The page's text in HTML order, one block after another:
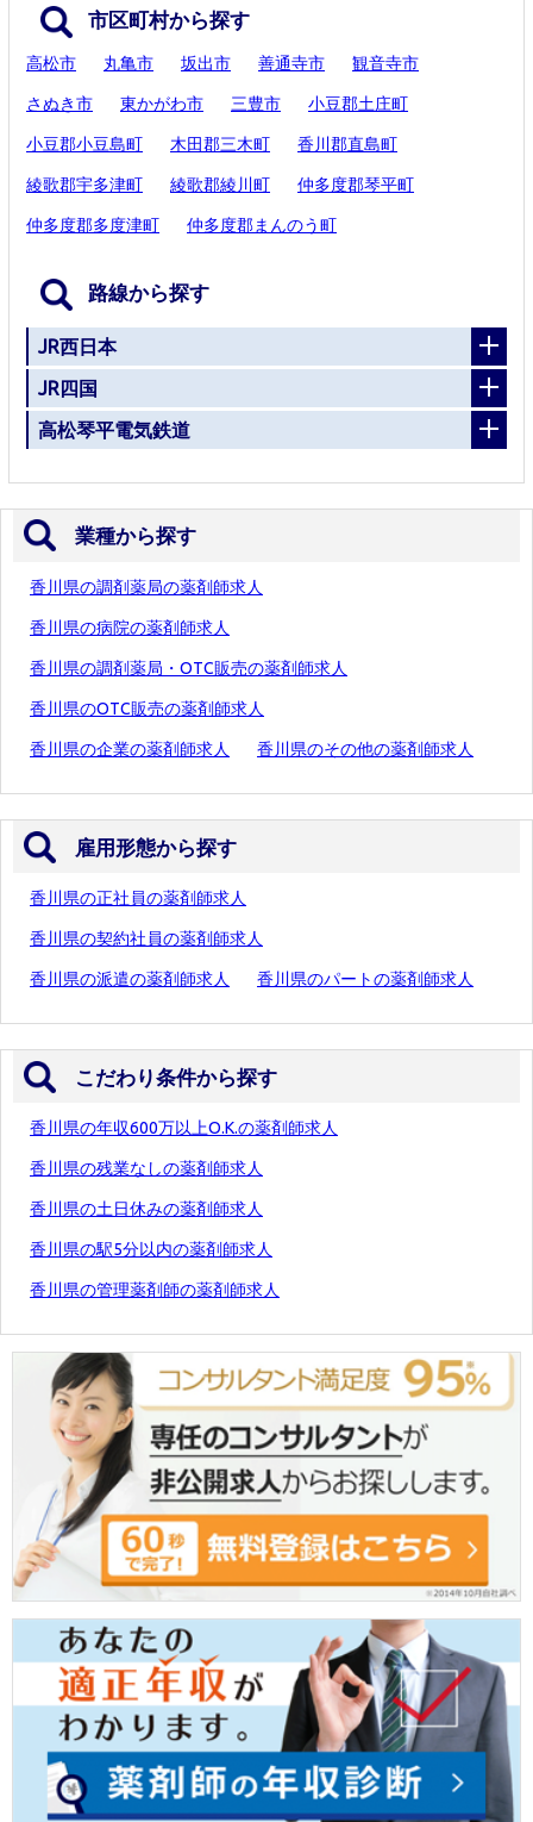
市区町村から探す
高松市 丸亀市 坂出市 善通寺市 観音寺市
さぬき市 東かがわ市 三豊市 小豆郡土庄町
小豆郡小豆島町 木田郡三木町 香川郡直島町
綾歌郡宇多津町 綾歌郡綾川町 仲多度郡琴平町
仲多度郡多度津町 仲多度郡まんのう町
路線から探す
JR西日本
JR四国
高松琴平電気鉄道
業種から探す
香川県の調剤薬局の薬剤師求人
香川県の病院の薬剤師求人
香川県の調剤薬局・OTC販売の薬剤師求人
香川県のOTC販売の薬剤師求人
香川県の企業の薬剤師求人 香川県のその他の薬剤師求人
雇用形態から探す
香川県の正社員の薬剤師求人
香川県の契約社員の薬剤師求人
香川県の派遣の薬剤師求人 香川県のパートの薬剤師求人
こだわり条件から探す
香川県の年収600万以上O.K.の薬剤師求人
香川県の残業なしの薬剤師求人
香川県の土日休みの薬剤師求人
香川県の駅5分以内の薬剤師求人
香川県の管理薬剤師の薬剤師求人